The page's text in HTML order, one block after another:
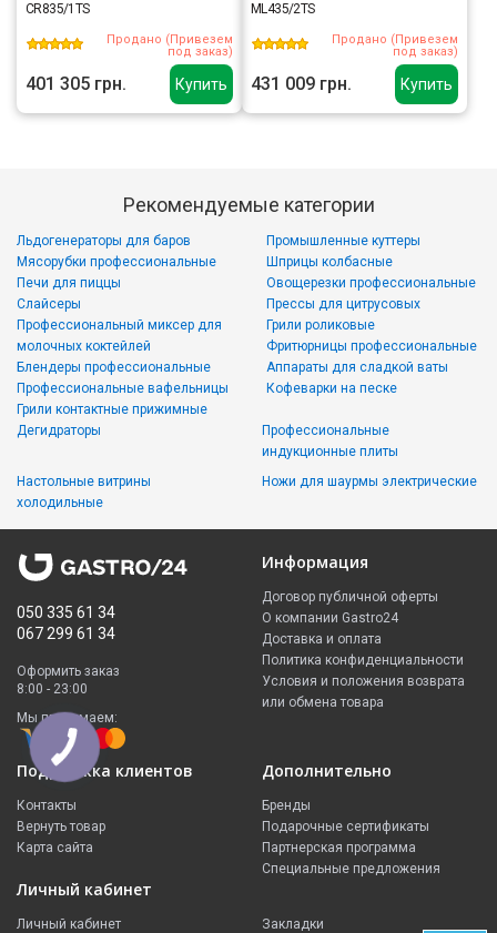
Купить
CR835/1TS
Продано (Привезем
под заказ)
401 305 грн. Купить
ML435/2TS
Продано (Привезем
под заказ)
431 009 грн.
Рекомендуемые категории
Льдогенераторы для баров
Мясорубки профессиональные
Печи для пиццы
Слайсеры
Промышленные куттеры
Шприцы колбасные
Овощерезки профессиональные
Прессы для цитрусовых
Профессиональный миксер для
молочных коктейлей
Блендеры профессиональные
Профессиональные вафельницы
Грили контактные прижимные
Грили роликовые
Фритюрницы профессиональные
Аппараты для сладкой ваты
Кофеварки на песке
Дегидраторы
Настольные витрины
холодильные
Профессиональные
индукционные плиты
Ножи для шаурмы электрические
050 335 61 34
067 299 61 34
Оформить заказ
8:00 - 23:00
Мы принимаем:
Информация
Договор публичной оферты
О компании Gastro24
Доставка и оплата
Политика конфиденциальности
Условия и положения возврата
или обмена товара
Поддержка клиентов
Контакты
Вернуть товар
Карта сайта
Дополнительно
Бренды
Подарочные сертификаты
Партнерская программа
Специальные предложения
Личный кабинет
Личный кабинет Закладки